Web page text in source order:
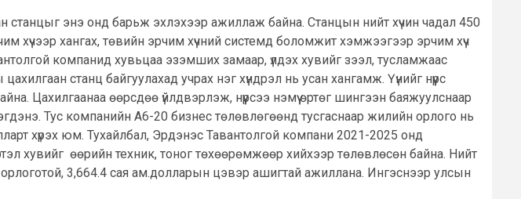
станцыг энэ онд барьж эхлэхээр ажиллаж байна. Станцын нийт хүчин чадал 450
хангах, төвийн эрчим хүчний системд боломжит хэмжээгээр эрчим хүч
компанид хувьцаа эзэмших замаар, үлдэх хувийг зээл, тусламжаас
станц байгуулахад учрах нэг хүндрэл нь усан хангамж. Үүнийг нүүрс
Цахилгаанаа өөрсдөө үйлдвэрлэж, нүүрсээ нэмүү өртөг шингээн баяжуулснаар
Тус компанийн А6-20 бизнес төлөвлөгөөнд тусгаснаар жилийн орлого нь
хүрэх юм. Тухайлбал, Эрдэнэс Тавантолгой компани 2021-2025 онд
хувийг өөрийн техник, тоног төхөөрөмжөөр хийхээр төлөвлөсөн байна. Нийт
3,664.4 сая ам.долларын цэвэр ашигтай ажиллана. Ингэснээр улсын